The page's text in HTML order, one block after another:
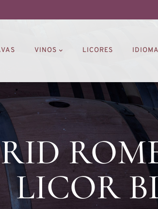
VINOS LICORES
LICOR